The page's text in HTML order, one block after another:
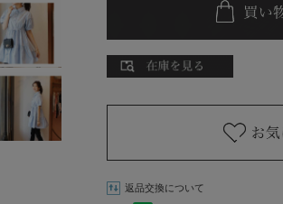
返品交換について